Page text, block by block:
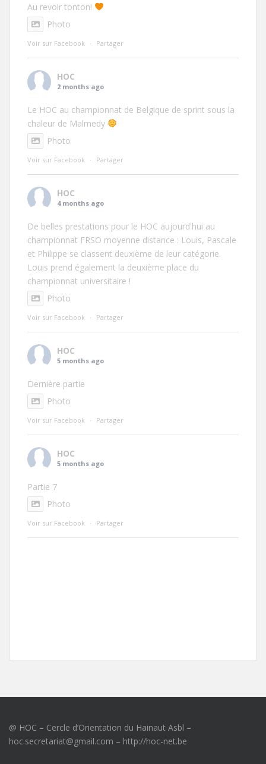
Au revoir tonton!
Photo
Voir sur Facebook · Partager
HOC
2 months ago
Le HOC au championnat de Belgique de sprint sous la
chaleur de Malmedy
Photo
Voir sur Facebook · Partager
HOC
4 months ago
De belles prestations pour le HOC aujourd'hui au
championnat FRSO moyenne distance : Louis, Pascale
et Philippe se classent deuxième de leur catégorie.
Louis prend également la deuxième place du
championnat universitaire !
Photo
Voir sur Facebook · Partager
HOC
5 months ago
Dernière partie
Photo
Voir sur Facebook · Partager
HOC
5 months ago
Partie 7
Photo
Voir sur Facebook · Partager
@ HOC – Cercle d’Orientation du Hainaut Asbl –
hoc.secretariat@gmail.com – http://hoc-net.be